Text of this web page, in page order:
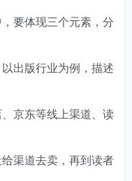
要体现三个元素，分
出版行业为例，描述
京东等线上渠道、读
渠道去卖，再到读者